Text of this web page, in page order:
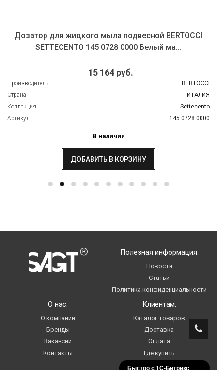
Дозатор для жидкого мыла подвесной BERTOCCI
SETTECENTO 145 0728 0000 Белый ма...
15 164 руб.
Производитель
BERTOCCI
Страна
ИТАЛИЯ
Коллекция
Settecento
Артикул
145 0728 0000
В наличии
ДОБАВИТЬ В КОРЗИНУ
О нас:
О компании
Бренды
Вакансии
Контакты
Клиентам:
Каталог товаров
Доставка
Оплата
Где купить
Услуги
Полезная информация:
Новости
Статьи
Политика конфиденциальности
Быстро с 1С-Битрикс